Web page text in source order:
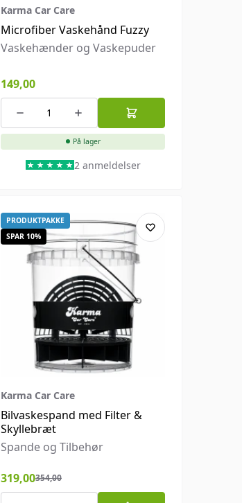
Karma Car Care
Microfiber Vaskehånd Fuzzy
Vaskehænder og Vaskepuder
149,00
På lager
2 anmeldelser
PRODUKTPAKKE
SPAR 10%
Karma Car Care
Bilvaskespand med Filter &
Skyllebræt
Spande og Tilbehør
319,00354,00